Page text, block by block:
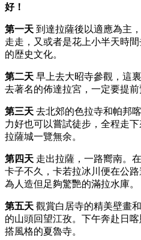
好！
第一天 到達拉薩後以適應為主
走走，又或者是花上小半天時
的歴史文化。
第二天 早上去大昭寺參觀，這
去著名的佈達拉宮，一定要提前
第三天 去北郊的色拉寺和帕邦
力好也可以嘗試徒步，全程走
拉薩城一覽無余。
第四天 走出拉薩，一路嚮南。
卡子不久，卡若拉冰川便在公
為人造但足夠驚艷的滿拉水庫。
第五天 觀賞白居寺的精美壁畫
的山頭回望江孜。下午奔赴日
搭風格的夏魯寺。